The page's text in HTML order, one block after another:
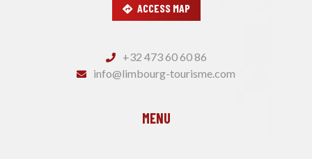
ACCESS MAP
+32 473 60 60 86
info@limbourg-tourisme.com
MENU